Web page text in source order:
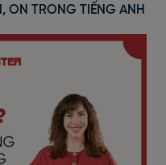
ON TRONG TIẾNG ANH